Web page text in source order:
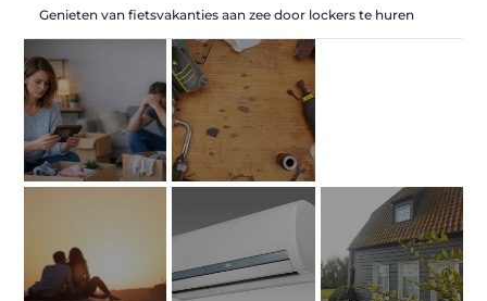
Genieten van fietsvakanties aan zee door lockers te huren